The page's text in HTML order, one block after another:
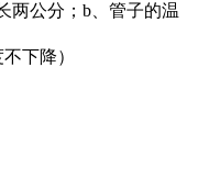
两公分；b、管子的温
下降）